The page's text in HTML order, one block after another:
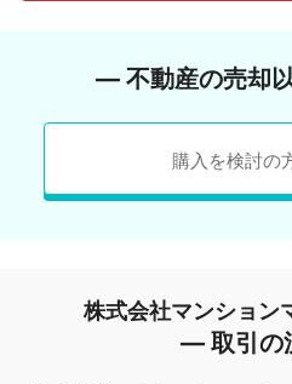
― 不動産の売却
購入を検討の
株式会社マンション
― 取引の